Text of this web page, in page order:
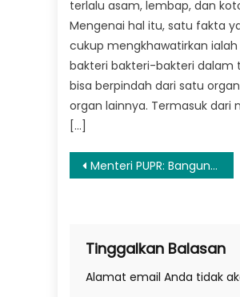
terlalu asam, lembap, dan
Mengenai hal itu, satu fakta
cukup mengkhawatirkan ialah
bakteri bakteri-bakteri dalam
bisa berpindah dari satu
organ lainnya. Termasuk dari
[…]
Navigasi
Menteri PUPR: Bangun Infrastruktur untuk Penuhi Kebutuhan Masyarakat
Tinggalkan Balasan
Alamat email Anda tidak